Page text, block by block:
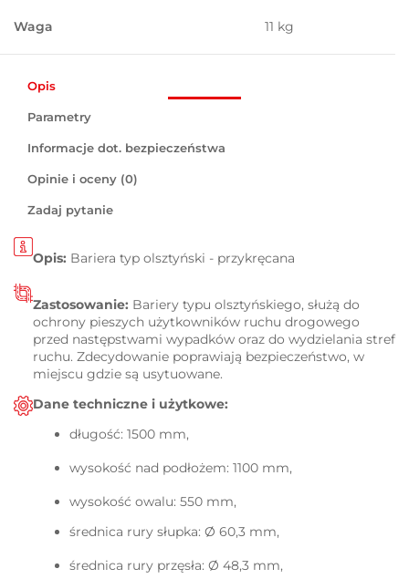
Waga 11 kg
Opis
Parametry
Informacje dot. bezpieczeństwa
Opinie i oceny (0)
Zadaj pytanie
Opis: Bariera typ olsztyński - przykręcana
Zastosowanie: Bariery typu olsztyńskiego, służą do
ochrony pieszych użytkowników ruchu drogowego
przed następstwami wypadków oraz do wydzielania stref
ruchu. Zdecydowanie poprawiają bezpieczeństwo, w
miejscu gdzie są usytuowane.
Dane techniczne i użytkowe:
długość: 1500 mm,
wysokość nad podłożem: 1100 mm,
wysokość owalu: 550 mm,
średnica rury słupka: Ø 60,3 mm,
średnica rury przęsła: Ø 48,3 mm,